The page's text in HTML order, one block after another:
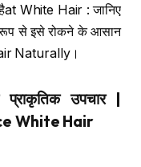
White Hair : जानिए
से इसे रोकने के आसान
Naturally।
उपचार |
White Hair